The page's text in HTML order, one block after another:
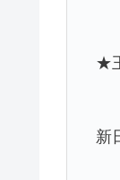
★
新